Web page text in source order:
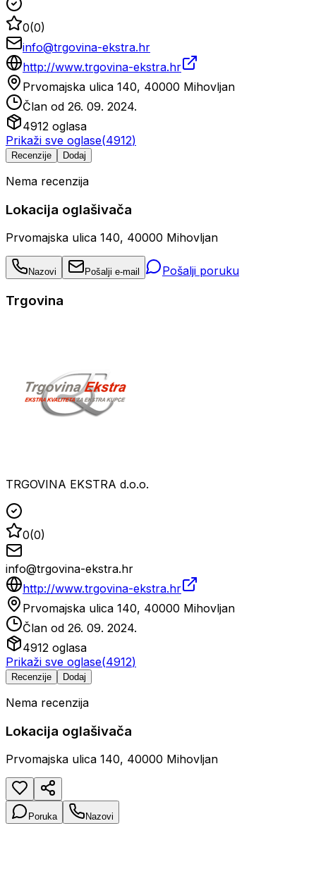
0(0)
info@trgovina-ekstra.hr
http://www.trgovina-ekstra.hr
Prvomajska ulica 140, 40000 Mihovljan
Član od 26. 09. 2024.
4912 oglasa
Prikaži sve oglase(4912)
Recenzije Dodaj
Nema recenzija
Lokacija oglašivača
Prvomajska ulica 140, 40000 Mihovljan
Nazovi Pošalji e-mail Pošalji poruku
Trgovina
TRGOVINA EKSTRA d.o.o.
0(0)
info@trgovina-ekstra.hr
http://www.trgovina-ekstra.hr
Prvomajska ulica 140, 40000 Mihovljan
Član od 26. 09. 2024.
4912 oglasa
Prikaži sve oglase(4912)
Recenzije Dodaj
Nema recenzija
Lokacija oglašivača
Prvomajska ulica 140, 40000 Mihovljan
Poruka Nazovi